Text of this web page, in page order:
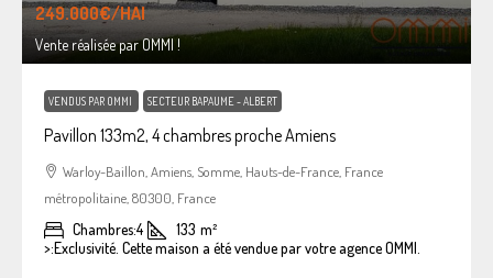
249.000€/HAI
Vente réalisée par OMMI !
VENDUS PAR OMMI SECTEUR BAPAUME - ALBERT
Pavillon 133m2, 4 chambres proche Amiens
Warloy-Baillon, Amiens, Somme, Hauts-de-France, France
métropolitaine, 80300, France
Chambres:4 133 m²
>:Exclusivité. Cette maison a été vendue par votre agence OMMI.